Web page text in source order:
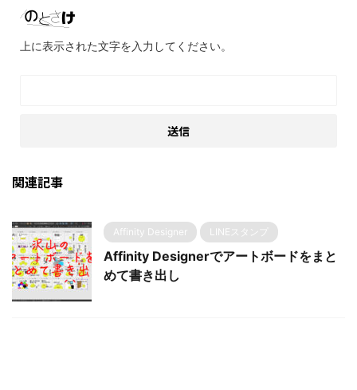
上に表示された文字を入力してください。
関連記事
Affinity Designer LINEスタンプ
Affinity Designerでアートボードをまと
めて書き出し